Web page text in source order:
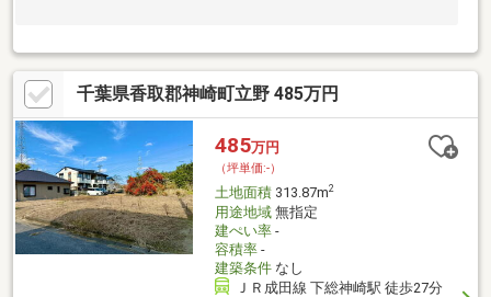
千葉県香取郡神崎町立野 485万円
485万円
（坪単価:-）
土地面積313.87m2
用途地域無指定
建ぺい率-
容積率-
建築条件なし
ＪＲ成田線 下総神崎駅 徒歩27分